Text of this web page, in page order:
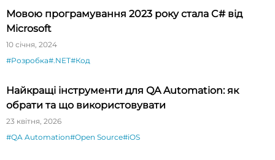
Мовою програмування 2023 року стала C# від
Microsoft
10 січня, 2024
#Розробка#.NET#Код
Найкращі інструменти для QA Automation: як
обрати та що використовувати
23 квітня, 2026
#QA Automation#Open Source#iOS